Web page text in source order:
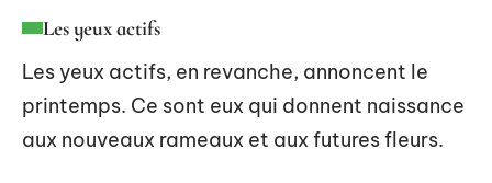
Les yeux actifs
Les yeux actifs, en revanche, annoncent le
printemps. Ce sont eux qui donnent naissance
aux nouveaux rameaux et aux futures fleurs.